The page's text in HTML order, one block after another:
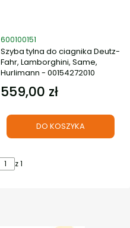
Kod produktu
600100151
Szyba tylna do ciagnika Deutz-
Fahr, Lamborghini, Same,
Hurlimann - 00154272010
Cena
559,00 zł
DO KOSZYKA
z 1